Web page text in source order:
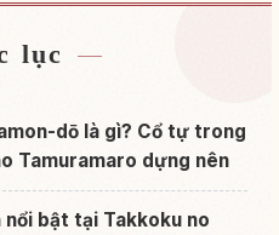
Kutsu Bishamon Dou
Kutsu Bishamon Dou↗
lục
dō là gì? Cổ tự trong
Tamuramaro dựng nên
bật tại Takkoku no